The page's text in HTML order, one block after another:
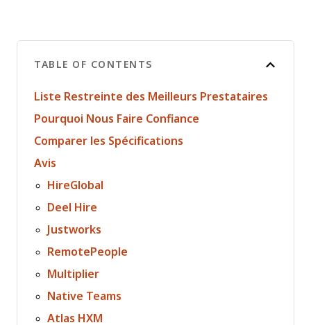
TABLE OF CONTENTS
Liste Restreinte des Meilleurs Prestataires
Pourquoi Nous Faire Confiance
Comparer les Spécifications
Avis
HireGlobal
Deel Hire
Justworks
RemotePeople
Multiplier
Native Teams
Atlas HXM